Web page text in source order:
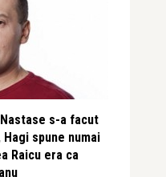
s-a facut
spune numai
Raicu era ca